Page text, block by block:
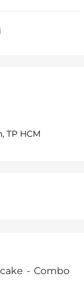
TP HCM
- Combo